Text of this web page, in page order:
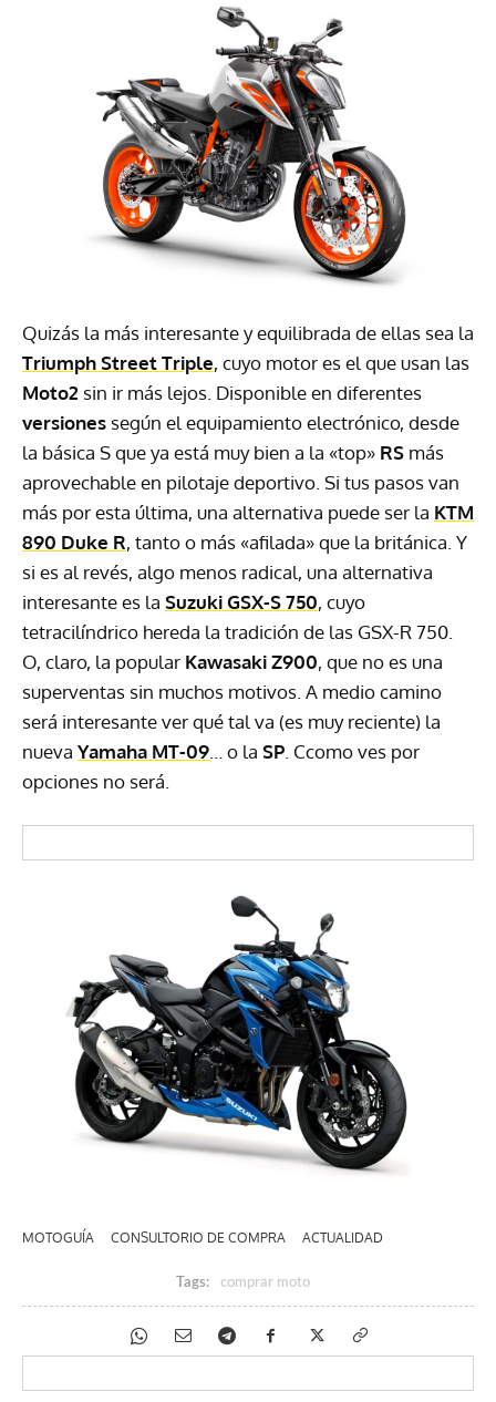
Quizás la más interesante y equilibrada de ellas sea la
Triumph Street Triple, cuyo motor es el que usan las
Moto2 sin ir más lejos. Disponible en diferentes
versiones según el equipamiento electrónico, desde
la básica S que ya está muy bien a la «top» RS más
aprovechable en pilotaje deportivo. Si tus pasos van
más por esta última, una alternativa puede ser la KTM
890 Duke R, tanto o más «afilada» que la británica. Y
si es al revés, algo menos radical, una alternativa
interesante es la Suzuki GSX-S 750, cuyo
tetracilíndrico hereda la tradición de las GSX-R 750.
O, claro, la popular Kawasaki Z900, que no es una
superventas sin muchos motivos. A medio camino
será interesante ver qué tal va (es muy reciente) la
nueva Yamaha MT-09… o la SP. Ccomo ves por
opciones no será.
MOTOGUÍA CONSULTORIO DE COMPRA ACTUALIDAD
Tags: comprar moto